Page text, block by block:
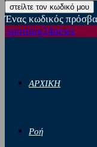
Ένας κωδικός
sporting24news
ΑΡΧΙΚΗ
Ροή